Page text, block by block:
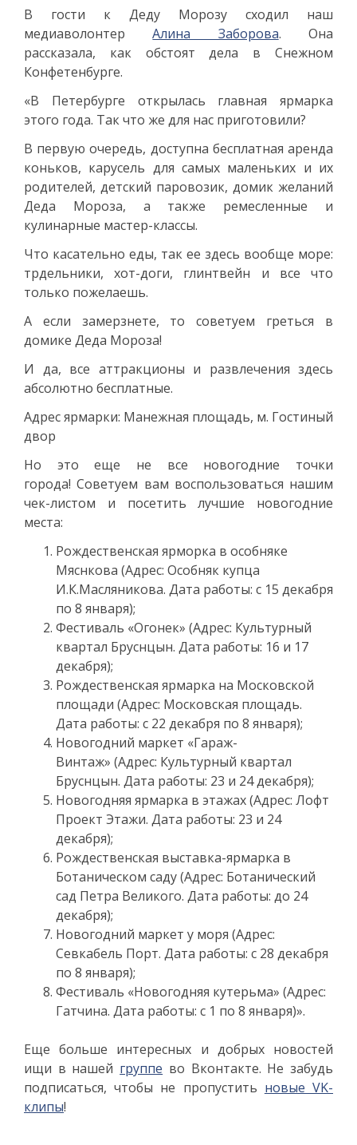
В гости к Деду Морозу сходил наш
медиаволонтерАлина Заборова. Она
рассказала, как обстоят дела в Снежном
Конфетенбурге.
«В Петербурге открылась главная ярмарка
этого года. Так что же для нас приготовили?
В первую очередь, доступна бесплатная аренда
коньков, карусель для самых маленьких и их
родителей, детский паровозик, домик желаний
Деда Мороза, а также ремесленные и
кулинарные мастер-классы.
Что касательно еды, так ее здесь вообще море:
трдельники, хот-доги, глинтвейн и все что
только пожелаешь.
А если замерзнете, то советуем греться в
домике Деда Мороза!
И да, все аттракционы и развлечения здесь
абсолютно бесплатные.
Адрес ярмарки: Манежная площадь, м. Гостиный
двор
Но это еще не все новогодние точки
города! Советуем вам воспользоваться нашим
чек-листом и посетить лучшие новогодние
места:
Рождественская ярморка в особняке
Мяснкова (Адрес: Особняк купца
И.К.Масляникова. Дата работы: с 15 декабря
по 8 января);
Фестиваль «Огонек» (Адрес: Культурный
квартал Бруснцын. Дата работы: 16 и 17
декабря);
Рождественская ярмарка на Московской
площади (Адрес: Московская площадь.
Дата работы: с 22 декабря по 8 января);
Новогодний маркет «Гараж-
Винтаж» (Адрес: Культурный квартал
Бруснцын. Дата работы: 23 и 24 декабря);
Новогодняя ярмарка в этажах (Адрес: Лофт
Проект Этажи. Дата работы: 23 и 24
декабря);
Рождественская выставка-ярмарка в
Ботаническом саду (Адрес: Ботанический
сад Петра Великого. Дата работы: до 24
декабря);
Новогодний маркет у моря (Адрес:
Севкабель Порт. Дата работы: с 28 декабря
по 8 января);
Фестиваль «Новогодняя кутерьма» (Адрес:
Гатчина. Дата работы: с 1 по 8 января)».
Еще больше интересных и добрых новостей
ищи в нашей группе во Вконтакте. Не забудь
подписаться, чтобы не пропустить новые VK-
клипы!